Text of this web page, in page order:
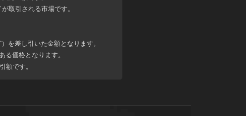
取引される市場です。
を差し引いた金額となります。
価格となります。
額です。